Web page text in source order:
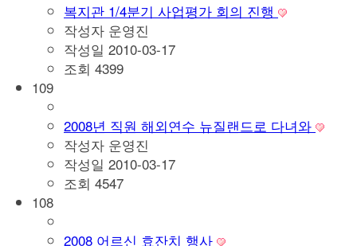
복지관 1/4분기 사업평가 회의 진행
작성자 운영진
작성일 2010-03-17
조회 4399
109
2008년 직원 해외연수 뉴질랜드로 다녀와
작성자 운영진
작성일 2010-03-17
조회 4547
108
2008 어르신 효잔치 행사